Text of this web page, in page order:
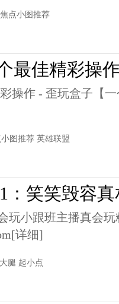
焦点小图推荐
最佳精彩操
操作 - 歪玩盒子【
图推荐 英雄联盟
：笑笑毁容
玩小跟班主播真会玩
[详细]
腿 起小点